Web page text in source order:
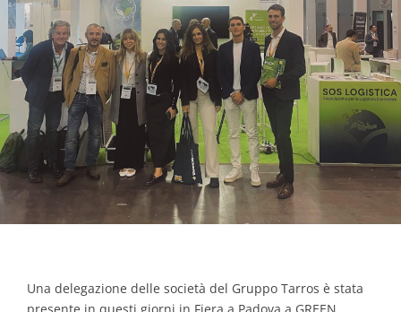
Una delegazione delle società del Gruppo Tarros è stata